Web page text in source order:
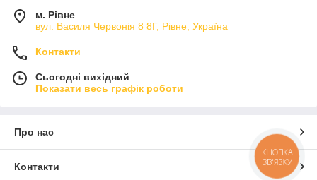
м. Рівне
вул. Василя Червонія 8 8Г, Рівне, Україна
Контакти
Сьогодні вихідний
Показати весь графік роботи
Про нас
Контакти
КНОПКА
ЗВ'ЯЗКУ